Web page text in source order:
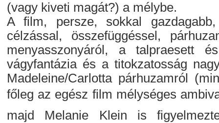
(vagy kiveti magát?) a mélybe.
A film, persze, sokkal
célzással, összefüggéssel,
menyasszonyáról, a talpraesett
vágyfantázia és a titokzatosság
Madeleine/Carlotta párhuzamról
főleg az egész film mélységes
majd Melanie Klein is